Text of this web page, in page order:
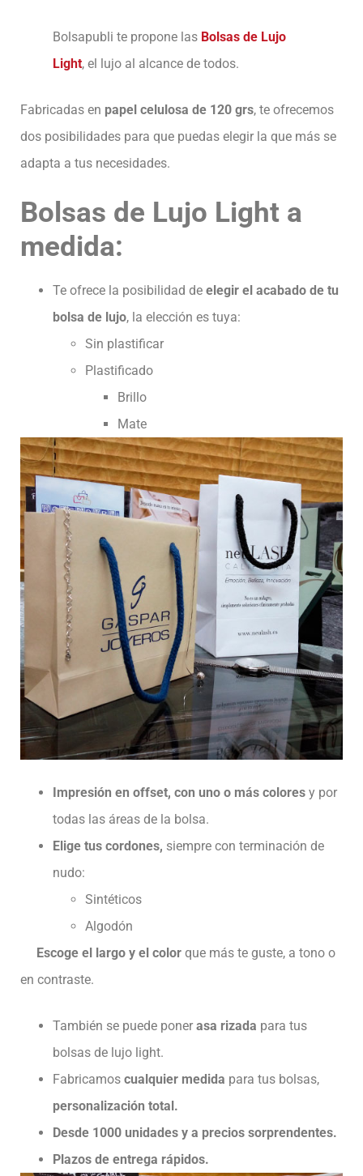
Bolsapubli te propone las Bolsas de Lujo
Light, el lujo al alcance de todos.
Fabricadas en papel celulosa de 120 grs, te ofrecemos
dos posibilidades para que puedas elegir la que más se
adapta a tus necesidades.
Bolsas de Lujo Light a
medida:
Te ofrece la posibilidad de elegir el acabado de tu
bolsa de lujo, la elección es tuya:
Sin plastificar
Plastificado
Brillo
Mate
Impresión en offset, con uno o más colores y por
todas las áreas de la bolsa.
Elige tus cordones, siempre con terminación de
nudo:
Sintéticos
Algodón
Escoge el largo y el color que más te guste, a tono o
en contraste.
También se puede poner asa rizada para tus
bolsas de lujo light.
Fabricamos cualquier medida para tus bolsas,
personalización total.
Desde 1000 unidades y a precios sorprendentes.
Plazos de entrega rápidos.